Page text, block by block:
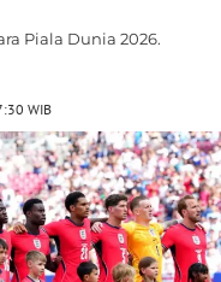
Piala Dunia 2026.
WIB